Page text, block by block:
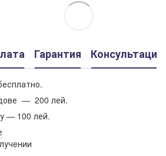
Гарантия Консультация
— 200 лей.
— 100 лей.